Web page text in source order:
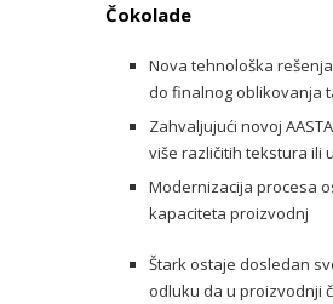
Čokolade
Nova tehnološka
do finalnog oblikovanja
Zahvaljujući novoj
više različitih tekstura ili
Modernizacija procesa
kapaciteta proizvodnj
Štark ostaje dosledan
odluku da u proizvodnji